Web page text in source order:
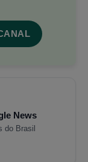
News
do Brasil